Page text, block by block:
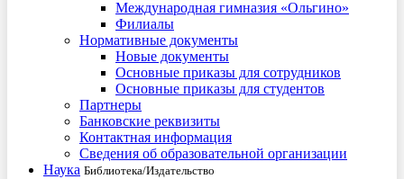
Международная гимназия «Ольгино»
Филиалы
Нормативные документы
Новые документы
Основные приказы для сотрудников
Основные приказы для студентов
Партнеры
Банковские реквизиты
Контактная информация
Сведения об образовательной организации
Наука Библиотека/Издательство